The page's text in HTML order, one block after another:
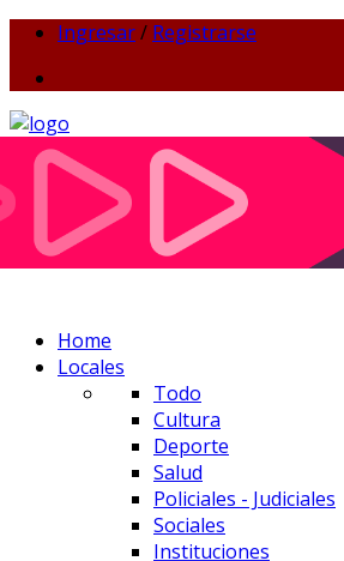
Ingresar/ Registrarse
Home
Locales
Todo
Cultura
Deporte
Salud
Policiales - Judiciales
Sociales
Instituciones